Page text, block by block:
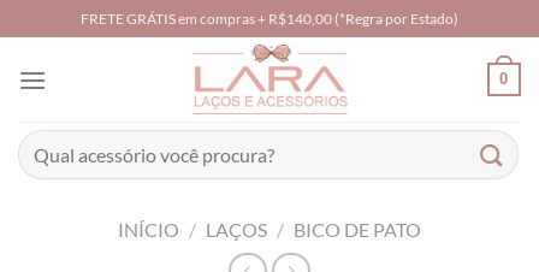
to
content
FRETE GRÁTIS em compras + R$140,00 (*Regra por Estado)
0
Pesquisar
por:
INÍCIO / LAÇOS / BICO DE PATO